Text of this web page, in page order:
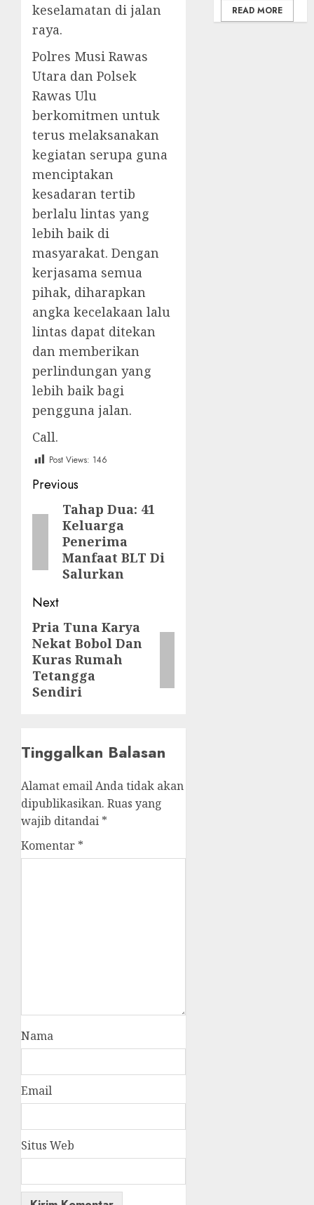
keselamatan di jalan
raya.
Polres Musi Rawas
Utara dan Polsek
Rawas Ulu
berkomitmen untuk
terus melaksanakan
kegiatan serupa guna
menciptakan
kesadaran tertib
berlalu lintas yang
lebih baik di
masyarakat. Dengan
kerjasama semua
pihak, diharapkan
angka kecelakaan lalu
lintas dapat ditekan
dan memberikan
perlindungan yang
lebih baik bagi
pengguna jalan.
Call.
Post Views: 146
Post
navigation
Previous
PreviousTahap Dua: 41
Keluarga
Penerima
Manfaat BLT Di
Salurkan
Next
Next
post:
Pria Tuna Karya
Nekat Bobol Dan
Kuras Rumah
Tetangga
Sendiri
Tinggalkan Balasan
Alamat email Anda tidak akan
dipublikasikan. Ruas yang
wajib ditandai *
Komentar *
Nama
Email
Situs Web
READ MORE